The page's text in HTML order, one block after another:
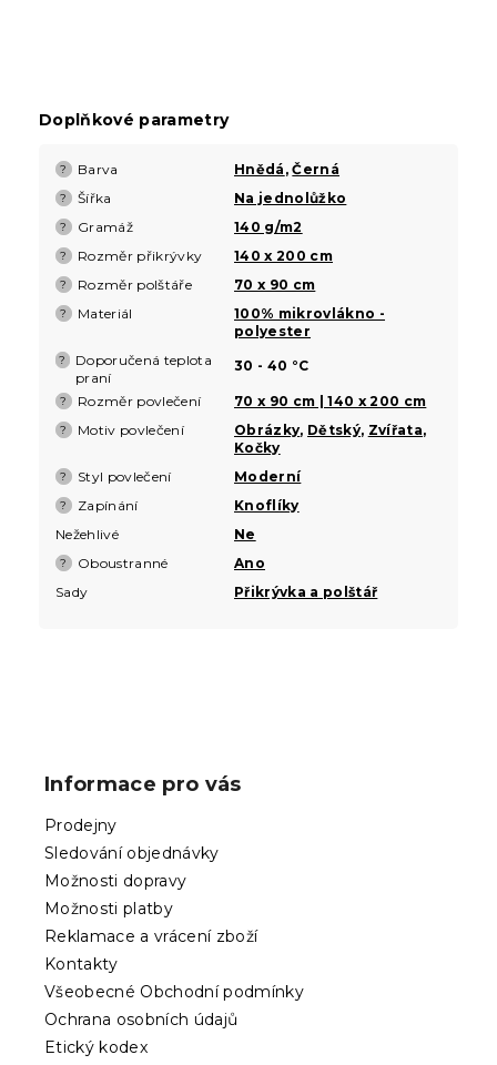
Doplňkové parametry
? Barva Hnědá ,Černá
? Šířka Na jednolůžko
? Gramáž 140 g/m2
? Rozměr přikrývky 140 x 200 cm
? Rozměr polštáře 70 x 90 cm
? Materiál
100% mikrovlákno -
polyester
?
Doporučená teplota
praní
30 - 40 °C
? Rozměr povlečení 70 x 90 cm | 140 x 200 cm
? Motiv povlečení Obrázky, Dětský, Zvířata,
Kočky
? Styl povlečení Moderní
? Zapínání
Knoflíky
Nežehlivé
Ne
? Oboustranné
Ano
Sady
Přikrývka a polštář
Informace pro vás
Prodejny
Sledování objednávky
Možnosti dopravy
Možnosti platby
Reklamace a vrácení zboží
Kontakty
Všeobecné Obchodní podmínky
Ochrana osobních údajů
Etický kodex